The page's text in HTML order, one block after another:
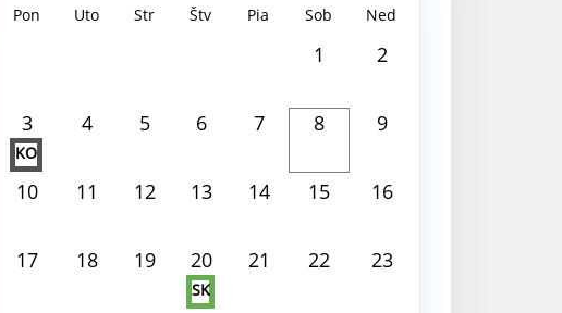
Pon Uto Str Štv Pia Sob Ned
1 2
3
KO
4 5 6 7 8 9
10 11 12 13 14 15 16
17 18 19 20
SK
21 22 23
V tento deň nie je nič naplánované